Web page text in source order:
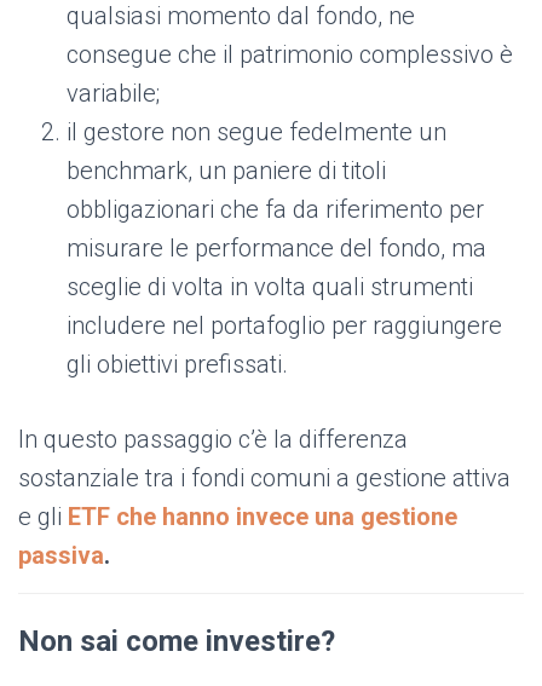
qualsiasi momento dal fondo, ne
consegue che il patrimonio complessivo è
variabile;
il gestore non segue fedelmente un
benchmark, un paniere di titoli
obbligazionari che fa da riferimento per
misurare le performance del fondo, ma
sceglie di volta in volta quali strumenti
includere nel portafoglio per raggiungere
gli obiettivi prefissati.
In questo passaggio c’è la differenza
sostanziale tra i fondi comuni a gestione attiva
e gli ETF che hanno invece una gestione
passiva.
Non sai come investire?